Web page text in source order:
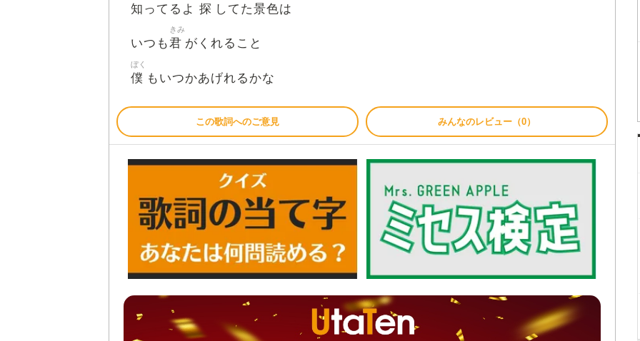
知 ってるよ 探 してた景色は
いつも君
きみ
がくれること
僕
ぼく
もいつかあげれるかな
この歌詞へのご意見 みんなのレビュー（0）